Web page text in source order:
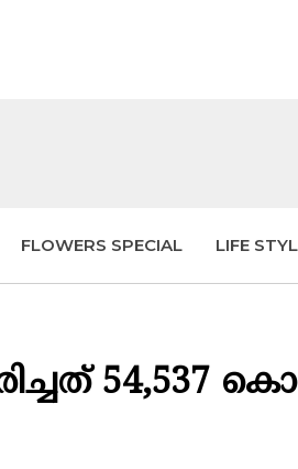
FLOWERS SPECIAL LIFE
54,537